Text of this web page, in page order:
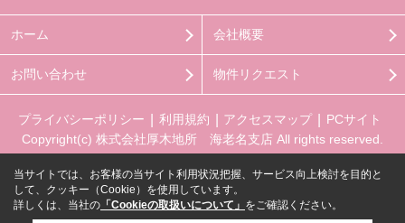
ホーム 会社概要
お問い合わせ 物件リクエスト
プライバシーポリシー 利用規約 アクセスマップ
PCサイト
Copyright(c) 株式会社厚木地所 海老名支店 All rights reserved.
当サイトでは、お客様の当サイト利用状況把握、サービス向上検討を目的と
して、クッキー（Cookie）を使用しています。
詳しくは、当社の 「Cookieの取扱いについて」 をご確認ください。